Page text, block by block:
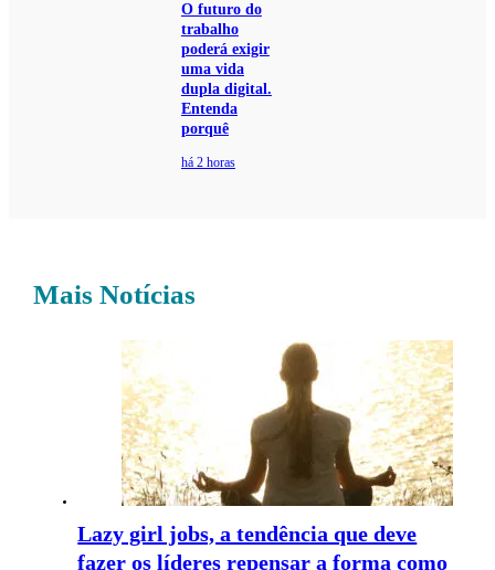
O futuro do
trabalho
poderá exigir
uma vida
dupla digital.
Entenda
porquê
há 2 horas
Mais Notícias
Lazy girl jobs, a tendência que deve
fazer os líderes repensar a forma como